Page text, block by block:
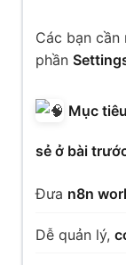
Các bạn cần
phần
Mục
sẻ ở bài
Đưa n8n
Dễ quản lý,